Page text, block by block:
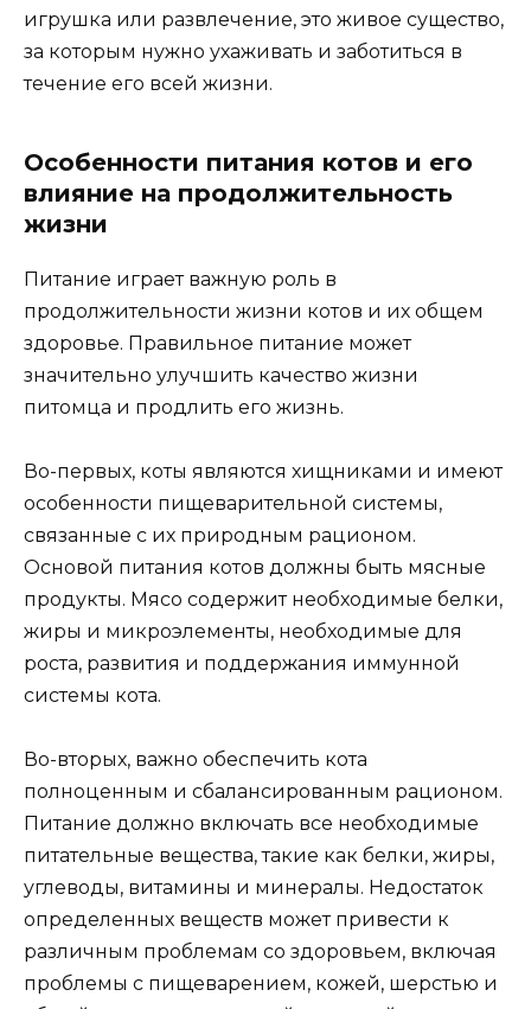
игрушка или развлечение, это живое существо,
за которым нужно ухаживать и заботиться в
течение его всей жизни.
Особенности питания котов и его
влияние на продолжительность
жизни
Питание играет важную роль в
продолжительности жизни котов и их общем
здоровье. Правильное питание может
значительно улучшить качество жизни
питомца и продлить его жизнь.
Во-первых, коты являются хищниками и имеют
особенности пищеварительной системы,
связанные с их природным рационом.
Основой питания котов должны быть мясные
продукты. Мясо содержит необходимые белки,
жиры и микроэлементы, необходимые для
роста, развития и поддержания иммунной
системы кота.
Во-вторых, важно обеспечить кота
полноценным и сбалансированным рационом.
Питание должно включать все необходимые
питательные вещества, такие как белки, жиры,
углеводы, витамины и минералы. Недостаток
определенных веществ может привести к
различным проблемам со здоровьем, включая
проблемы с пищеварением, кожей, шерстью и